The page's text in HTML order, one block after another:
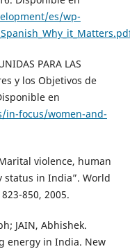
es/wp-
PARA LAS
y los Objetivos de
en
in-focus/women-and-
violence, human
status in India”. World
850, 2005.
JAIN, Abhishek.
energy in India. New